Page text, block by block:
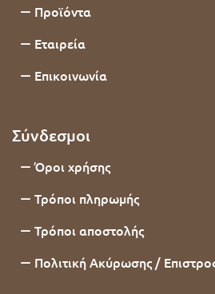
Προϊόντα
Εταιρεία
Επικοινωνία
Σύνδεσμοι
Όροι χρήσης
Τρόποι πληρωμής
Τρόποι αποστολής
Πολιτική Ακύρωσης /